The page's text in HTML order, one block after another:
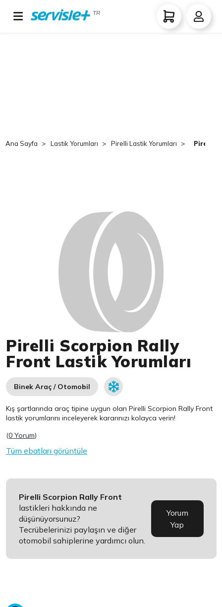
TR
Ana Sayfa Lastik Yorumları Pirelli Lastik Yorumları Pirelli
Pirelli Scorpion Rally
Front Lastik Yorumları
Binek Araç / Otomobil
Kış şartlarında araç tipine uygun olanPirelli Scorpion Rally Front
lastik yorumlarını inceleyerek kararınızı kolayca verin!
(0 Yorum)
Tüm ebatları görüntüle
Pirelli Scorpion Rally Front
lastikleri hakkında ne
düşünüyorsunuz?
Tecrübelerinizi paylaşın ve diğer
otomobil sahiplerine yardımcı olun.
Yorum
Yap